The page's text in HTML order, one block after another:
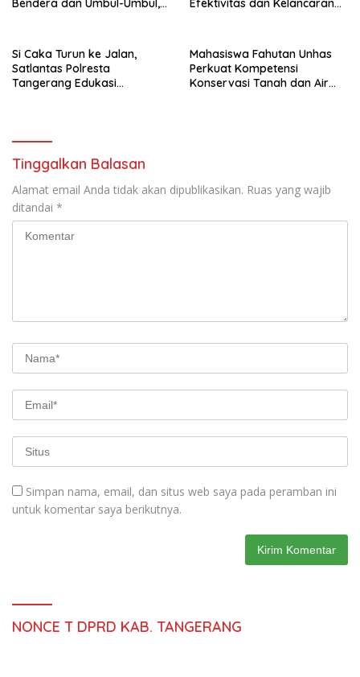
Bendera dan Umbul-Umbul,
Kebangsaan
Efektivitas dan Kelancaran
Si Caka Turun ke Jalan,
Satlantas Polresta
Tangerang Edukasi
Mahasiswa Fahutan Unhas
Perkuat Kompetensi
Konservasi Tanah dan Air
Tinggalkan Balasan
Alamat email Anda tidak akan dipublikasikan. Ruas yang wajib
ditandai *
Simpan nama, email, dan situs web saya pada peramban ini
untuk komentar saya berikutnya.
NONCE T DPRD KAB. TANGERANG